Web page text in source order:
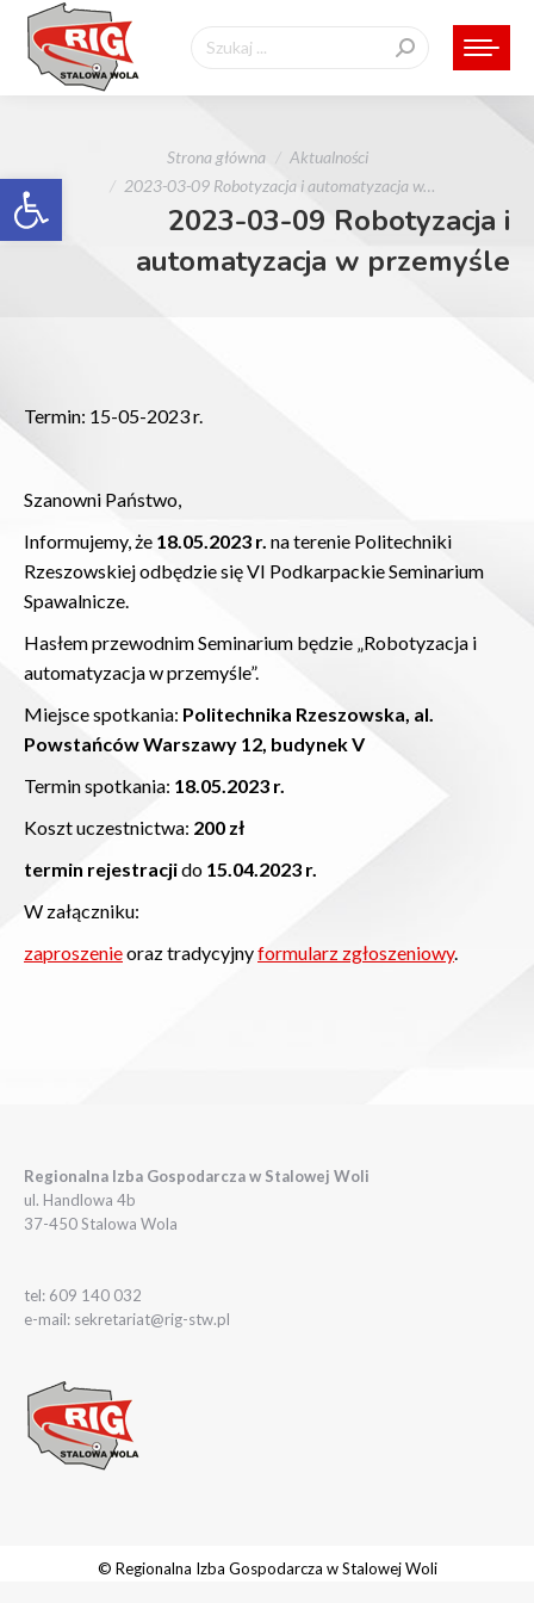
Otwórz pasek narzędzi
Szukaj:
Strona główna
Aktualności
2023-03-09 Robotyzacja i automatyzacja w…
2023-03-09 Robotyzacja i
automatyzacja w przemyśle
Termin: 15-05-2023 r.
Szanowni Państwo,
Informujemy, że 18.05.2023 r. na terenie Politechniki
Rzeszowskiej odbędzie się VI Podkarpackie Seminarium
Spawalnicze.
Hasłem przewodnim Seminarium będzie „Robotyzacja i
automatyzacja w przemyśle”.
Miejsce spotkania: Politechnika Rzeszowska, al.
Powstańców Warszawy 12, budynek V
Termin spotkania: 18.05.2023 r.
Koszt uczestnictwa: 200 zł
termin rejestracjido 15.04.2023 r.
W załączniku:
zaproszenieoraz tradycyjnyformularz zgłoszeniowy.
Regionalna Izba Gospodarcza w Stalowej Woli
ul. Handlowa 4b
37-450 Stalowa Wola
tel: 609 140 032
e-mail: sekretariat@rig-stw.pl
© Regionalna Izba Gospodarcza w Stalowej Woli